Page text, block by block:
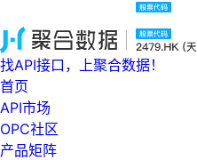
找API接口，上聚合数据！
首页
API市场
OPC社区
产品矩阵